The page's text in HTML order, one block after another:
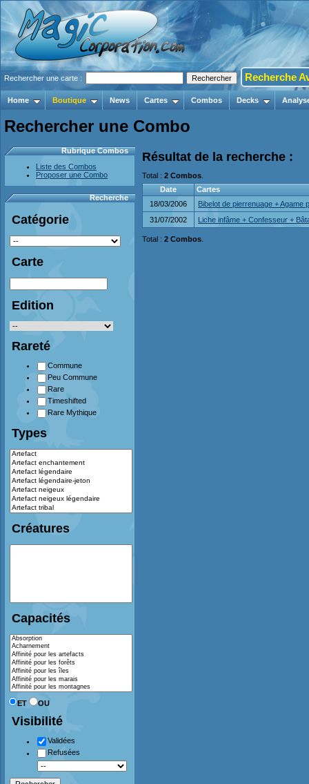
Rechercher une carte : Recherche
Home Boutique News Cartes Combos Decks
Rechercher une Combo
Rubrique Combos
Liste des Combos
Proposer une Combo
Recherche
Catégorie
Carte
Edition
Rareté
Commune
Peu Commune
Rare
Timeshifted
Rare Mythique
Types
Créatures
Capacités
ET OU
Visibilité
Validées
Refusées
Résultat de la recherche :
Total : 2 Combos
Date
Cartes
18/03/2006
Bibelot de pierrenuage + Agame
31/07/2002
Liche infâme + Confesseur +
Total : 2 Combos